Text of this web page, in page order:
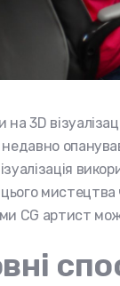
на 3D
недавно
мистецтва
CG артист